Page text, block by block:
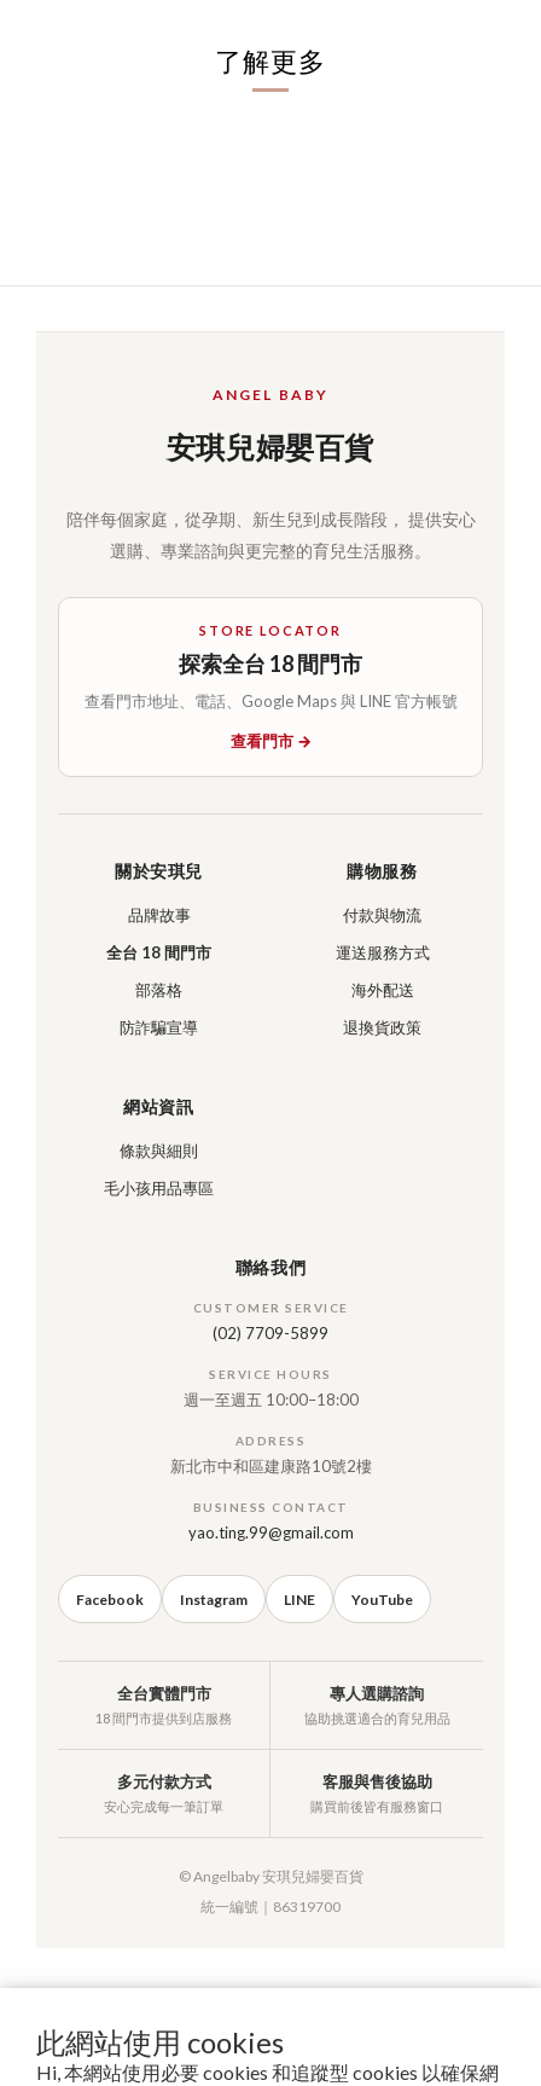
此網站使用 cookies
Hi, 本網站使用必要 cookies 和追蹤型 cookies 以確保網
了解更多
ANGEL BABY
安琪兒婦嬰百貨
陪伴每個家庭，從孕期、新生兒到成長階段， 提供安心
選購、專業諮詢與更完整的育兒生活服務。
STORE LOCATOR
探索全台 18 間門市
查看門市地址、電話、Google Maps 與 LINE 官方帳號
查看門市 →
關於安琪兒
品牌故事
全台 18 間門市
部落格
防詐騙宣導
購物服務
付款與物流
運送服務方式
海外配送
退換貨政策
網站資訊
條款與細則
毛小孩用品專區
聯絡我們
CUSTOMER SERVICE
(02) 7709-5899
SERVICE HOURS
週一至週五 10:00–18:00
ADDRESS
新北市中和區建康路10號2樓
BUSINESS CONTACT
yao.ting.99@gmail.com
Facebook Instagram LINE YouTube
全台實體門市
18 間門市提供到店服務
專人選購諮詢
協助挑選適合的育兒用品
多元付款方式
安心完成每一筆訂單
客服與售後協助
購買前後皆有服務窗口
© Angelbaby 安琪兒婦嬰百貨
統一編號｜86319700
提醒您，我們不會以電話或簡訊方式通知變更付款方式。